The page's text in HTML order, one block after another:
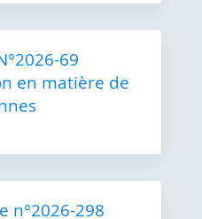
69
en matière de
n°2026-298